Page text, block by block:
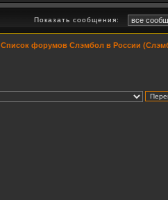
Показать сообщения:
Список форумов Слэмбол в России